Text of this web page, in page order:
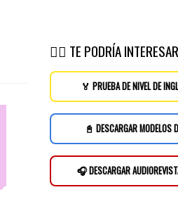
👉🏽 TE PODRÍA INTERESAR
🏅 PRUEBA DE NIVEL DE
📓 DESCARGAR MODELOS
🎧 DESCARGAR